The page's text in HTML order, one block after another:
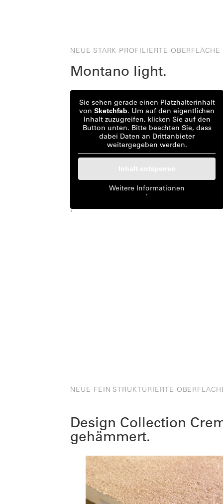
NEUE STARK PROFILIERTE OBERFLÄCHE
Montano light.
Sie sehen gerade einen Platzhalterinhalt
vonSketchfab. Um auf den eigentlichen
Inhalt zuzugreifen, klicken Sie auf den
Button unten. Bitte beachten Sie, dass
dabei Daten an Drittanbieter
weitergegeben werden.
Inhalt entsperren
Weitere Informationen
'
'
NEUE FEIN STRUKTURIERTE
Design Collection
gehämmert.